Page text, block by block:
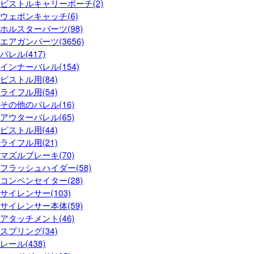
ピストルキャリーポーチ(2)
ウェポンキャッチ(6)
ホルスターパーツ(98)
エアガンパーツ(3656)
バレル(417)
インナーバレル(154)
ピストル用(84)
ライフル用(54)
その他のバレル(16)
アウターバレル(65)
ピストル用(44)
ライフル用(21)
マズルブレーキ(70)
フラッシュハイダー(58)
コンペンセイター(28)
サイレンサー(103)
サイレンサー本体(59)
アタッチメント(46)
スプリング(34)
レール(438)